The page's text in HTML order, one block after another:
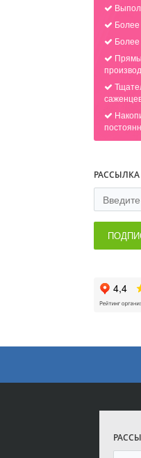
Более
РАССЫЛКА